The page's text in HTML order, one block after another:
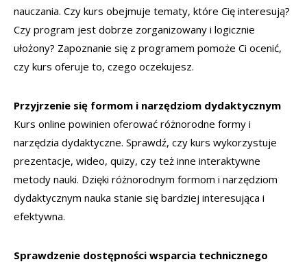
nauczania. Czy kurs obejmuje tematy, które Cię interesują?
Czy program jest dobrze zorganizowany i logicznie
ułożony? Zapoznanie się z programem pomoże Ci ocenić,
czy kurs oferuje to, czego oczekujesz.
Przyjrzenie się formom i narzędziom dydaktycznym
Kurs online powinien oferować różnorodne formy i
narzędzia dydaktyczne. Sprawdź, czy kurs wykorzystuje
prezentacje, wideo, quizy, czy też inne interaktywne
metody nauki. Dzięki różnorodnym formom i narzędziom
dydaktycznym nauka stanie się bardziej interesująca i
efektywna.
Sprawdzenie dostępności wsparcia technicznego